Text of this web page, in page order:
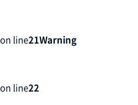
on line21Warning
on line22